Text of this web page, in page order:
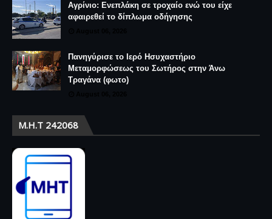
Αγρίνιο: Ενεπλάκη σε τροχαίο ενώ του είχε
αφαιρεθεί το δίπλωμα οδήγησης
Πανηγύρισε το Ιερό Ησυχαστήριο
Μεταμορφώσεως του Σωτήρος στην Άνω
Τραγάνα (φωτο)
Μ.Η.Τ 242068